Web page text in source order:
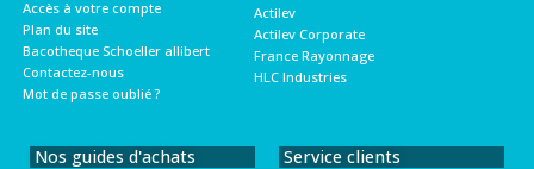
Accès à votre compte
Plan du site
Bacotheque Schoeller allibert
Contactez-nous
Mot de passe oublié ?
Actilev
Actilev Corporate
France Rayonnage
HLC Industries
Nos guides d'achats Service clients